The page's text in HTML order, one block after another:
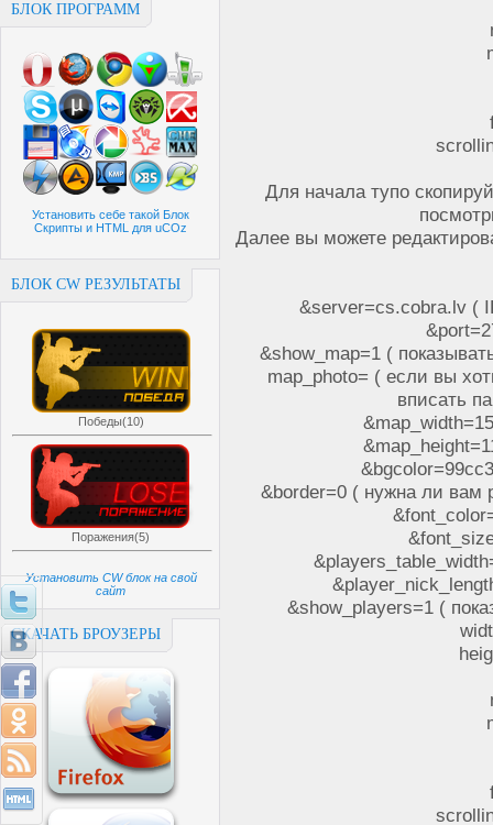
БЛОК ПРОГРАММ
Установить себе такой Блок
Скрипты и HTML для uCOz
БЛОК CW РЕЗУЛЬТАТЫ
Победы(10)
Поражения(5)
Установить CW блок на свой
сайт
СКАЧАТЬ БРОУЗЕРЫ
Для начала тупо
Далее вы можете
&server=cs.cobra.lv (
&show_map=1 (
map_photo= ( если вы
вписать
&border=0 ( нужна ли вам
&show_players=1 (